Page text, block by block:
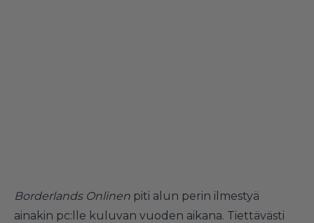
Borderlands Onlinen piti alun perin ilmestyä
ainakin pc:lle kuluvan vuoden aikana. Tiettävästi